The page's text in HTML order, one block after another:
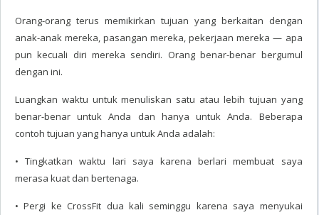
Orang-orang terus memikirkan tujuan yang berkaitan dengan
anak-anak mereka, pasangan mereka, pekerjaan mereka — apa
pun kecuali diri mereka sendiri. Orang benar-benar bergumul
dengan ini.
Luangkan waktu untuk menuliskan satu atau lebih tujuan yang
benar-benar untuk Anda dan hanya untuk Anda. Beberapa
contoh tujuan yang hanya untuk Anda adalah:
• Tingkatkan waktu lari saya karena berlari membuat saya
merasa kuat dan bertenaga.
• Pergi ke CrossFit dua kali seminggu karena saya menyukai